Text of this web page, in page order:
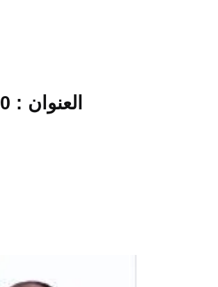
العنوان : 60ش ميدان تريموف مصر الجديدة القاهرة